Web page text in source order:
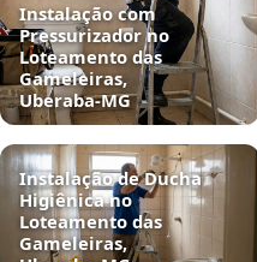
Instalação com
Pressurizador no
Loteamento das
Gameleiras,
Uberaba‑MG
Instalação de Ducha
Higiênica no
Loteamento das
Gameleiras,